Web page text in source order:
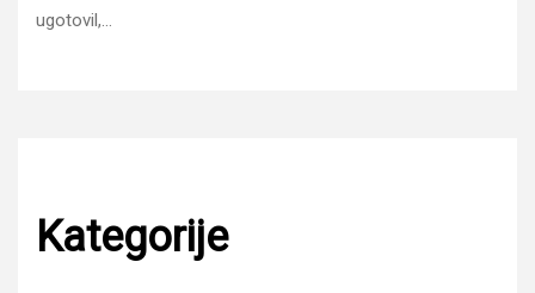
ugotovil,…
Kategorije